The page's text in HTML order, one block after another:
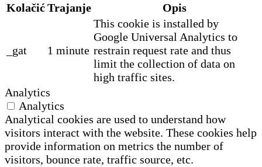
KolačićTrajanje Opis
_gat 1 minute
This cookie is installed by
Google Universal Analytics to
restrain request rate and thus
limit the collection of data on
high traffic sites.
Analytics
Analytics
Analytical cookies are used to understand how
visitors interact with the website. These cookies help
provide information on metrics the number of
visitors, bounce rate, traffic source, etc.